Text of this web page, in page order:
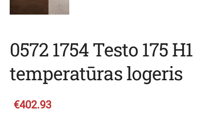
0572 1754 Testo 175 H1
temperatūras logeris
€402.93